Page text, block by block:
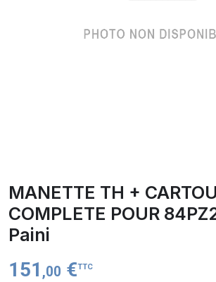
MANETTE TH +
COMPLETE POUR
Paini
151 ,00 €TTC